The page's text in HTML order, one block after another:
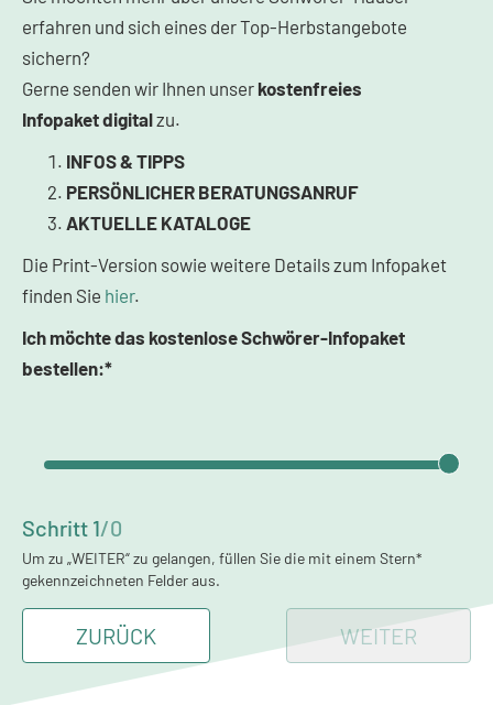
erfahren und sich eines der Top-Herbstangebote
sichern?
Gerne senden wir Ihnen unser kostenfreies
Infopaketdigitalzu.
INFOS & TIPPS
PERSÖNLICHER BERATUNGSANRUF
AKTUELLE KATALOGE
Die Print-Version sowie weitere Details zum Infopaket
finden Sie hier.
Ich möchte das kostenlose Schwörer-Infopaket
bestellen:*
Schritt 1/0
Um zu „WEITER“ zu gelangen, füllen Sie die mit einem Stern*
gekennzeichneten Felder aus.
ZURÜCK WEITER